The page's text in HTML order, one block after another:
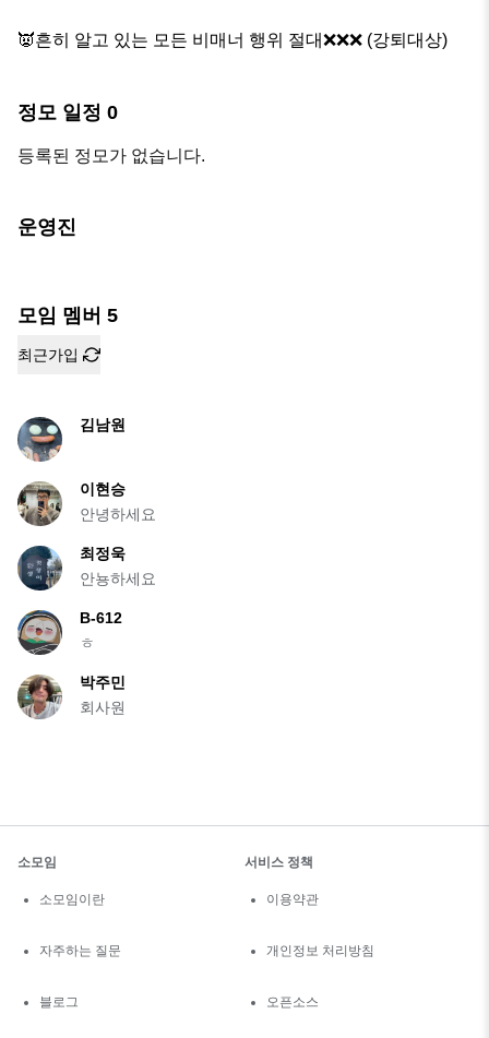
👿흔히 알고 있는 모든 비매너 행위 절대❌❌❌ (강퇴대상)
정모 일정 0
등록된 정모가 없습니다.
운영진
모임 멤버 5
최근가입
김남원
이현승
안녕하세요
최정욱
안뇽하세요
B-612
ㅎ
박주민
회사원
소모임
소모임이란
자주하는 질문
블로그
서비스 정책
이용약관
개인정보 처리방침
오픈소스